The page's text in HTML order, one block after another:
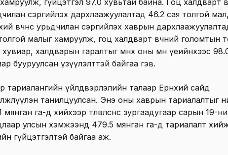
сэргийлэх дархлаажуулалтад 46.2 сая толгой мал,
өвчнөөс урьдчилан сэргийлэх хаврын
малыг хамруулж, гоц халдварт өвчний голомтын
халдварын гаралтыг өмнөх оны мөн үеийнхээс
бууруулсан үзүүлэлттэй байгаа гэв.
тариалангийн үйлдвэрлэлийн талаар Ерөнхий сайд
танилцуулсан. Энэ оны хаврын тариалалтыг
мянган га-д хийхээр төлөвлөснөөс зургаадугаар сарын 19-
улсын хэмжээнд 479.5 мянган га-д тариалалт
гүйцэтгэлтэй байгаа аж.